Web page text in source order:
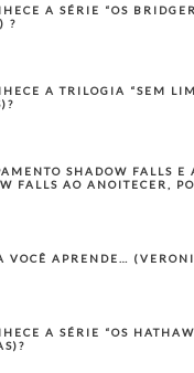
A SÉRIE “OS
?
A TRILOGIA “SEM
SHADOW FALLS E
FALLS AO ANOITECER,
VOCÊ APRENDE…
A SÉRIE “OS